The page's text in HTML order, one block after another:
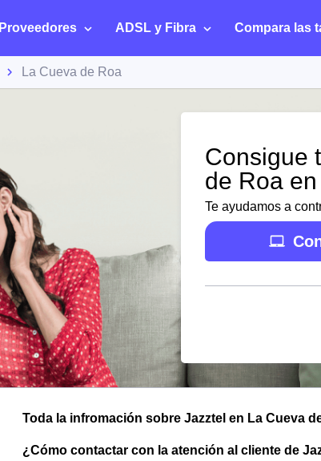
Proveedores ADSL y Fibra Compara las
La Cueva de Roa
Consigue
de Roa
Te ayudamos a
Toda la infromación sobre Jazztel en La Cueva
¿Cómo contactar con la atención al cliente de